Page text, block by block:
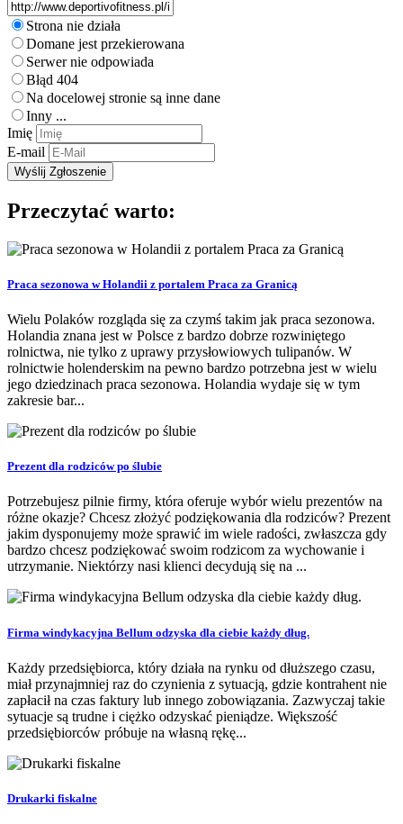
Strona nie działa
Domane jest przekierowana
Serwer nie odpowiada
Błąd 404
Na docelowej stronie są inne dane
Inny ...
Imię
E-mail
Przeczytać warto:
Praca sezonowa w Holandii z portalem Praca za Granicą
Wielu Polaków rozgląda się za czymś takim jak praca sezonowa.
Holandia znana jest w Polsce z bardzo dobrze rozwiniętego
rolnictwa, nie tylko z uprawy przysłowiowych tulipanów. W
rolnictwie holenderskim na pewno bardzo potrzebna jest w wielu
jego dziedzinach praca sezonowa. Holandia wydaje się w tym
zakresie bar...
Prezent dla rodziców po ślubie
Potrzebujesz pilnie firmy, która oferuje wybór wielu prezentów na
różne okazje? Chcesz złożyć podziękowania dla rodziców? Prezent
jakim dysponujemy może sprawić im wiele radości, zwłaszcza gdy
bardzo chcesz podziękować swoim rodzicom za wychowanie i
utrzymanie. Niektórzy nasi klienci decydują się na ...
Firma windykacyjna Bellum odzyska dla ciebie każdy dług.
Każdy przedsiębiorca, który działa na rynku od dłuższego czasu,
miał przynajmniej raz do czynienia z sytuacją, gdzie kontrahent nie
zapłacił na czas faktury lub innego zobowiązania. Zazwyczaj takie
sytuacje są trudne i ciężko odzyskać pieniądze. Większość
przedsiębiorców próbuje na własną rękę...
Drukarki fiskalne